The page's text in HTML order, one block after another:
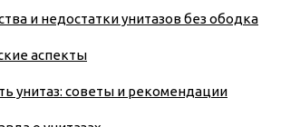
и недостатки унитазов без ободка
аспекты
унитаз: советы и рекомендации